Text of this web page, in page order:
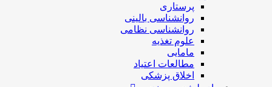
پرستاری
روانشناسی بالینی
روانشناسی نظامی
علوم تغذیه
مامایی
مطالعات اعتیاد
اخلاق پزشکی